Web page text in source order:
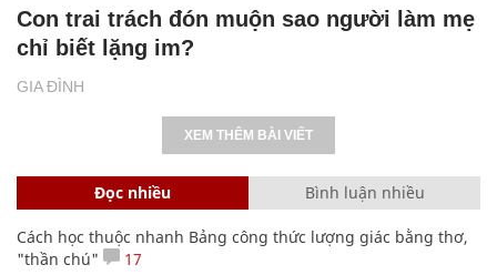
GIA ĐÌNH
Con trai trách đón muộn sao người làm mẹ
chỉ biết lặng im?
XEM THÊM BÀI VIẾT
Đọc nhiều Bình luận nhiều
Cách học thuộc nhanh Bảng công thức lượng giác bằng thơ,
"thần chú"
17